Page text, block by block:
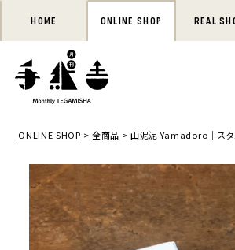
HOME ONLINE SHOP REAL
ONLINE SHOP 全商品 山泥泥 Yamadoro｜ス